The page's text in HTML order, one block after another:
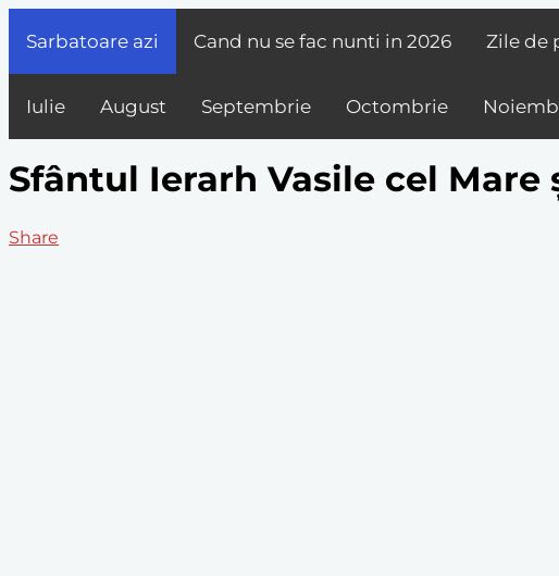
Sarbatoare azi Cand nu se fac nunti in 2026 Zile de
Iulie August Septembrie Octombrie
Sfântul Ierarh Vasile cel
Share